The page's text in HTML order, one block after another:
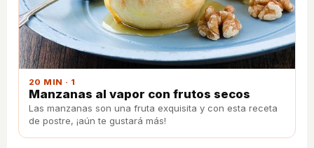
20 MIN · 1
Manzanas al vapor con frutos secos
Las manzanas son una fruta exquisita y con esta receta
de postre, ¡aún te gustará más!